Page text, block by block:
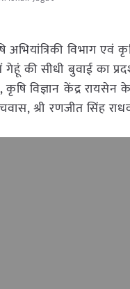
अभियांत्रिकी विभाग एवं
सीधी बुवाई का
विज्ञान केंद्र रायसेन के
श्री रणजीत सिंह